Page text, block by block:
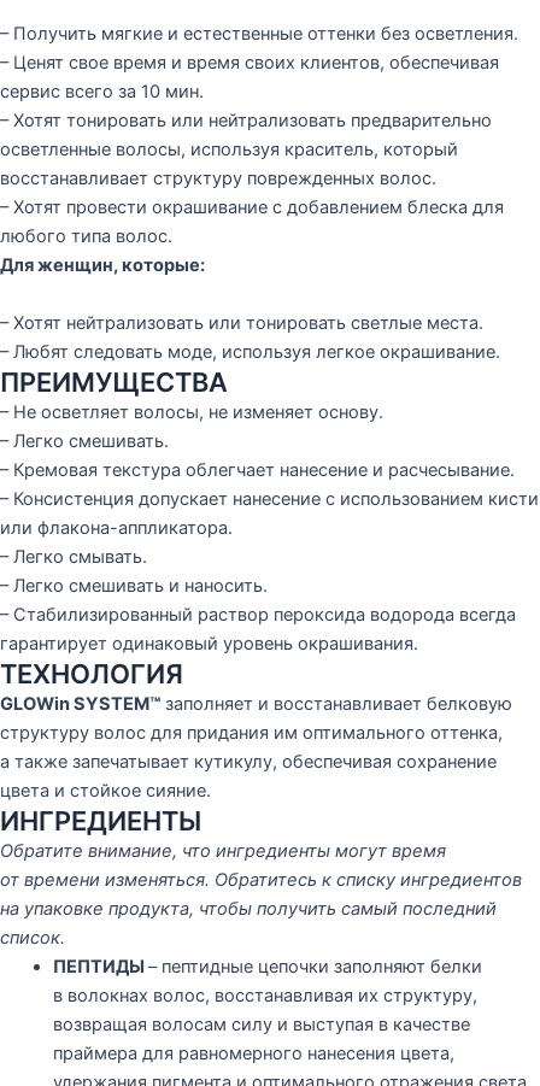
– Получить мягкие и естественные оттенки без осветления.
– Ценят свое время и время своих клиентов, обеспечивая
сервис всего за 10 мин.
– Хотят тонировать или нейтрализовать предварительно
осветленные волосы, используя краситель, который
восстанавливает структуру поврежденных волос.
– Хотят провести окрашивание с добавлением блеска для
любого типа волос.
Для женщин, которые:
– Хотят нейтрализовать или тонировать светлые места.
– Любят следовать моде, используя легкое окрашивание.
ПРЕИМУЩЕСТВА
– Не осветляет волосы, не изменяет основу.
– Легко смешивать.
– Кремовая текстура облегчает нанесение и расчесывание.
– Консистенция допускает нанесение с использованием кисти
или флакона-аппликатора.
– Легко смывать.
– Легко смешивать и наносить.
– Стабилизированный раствор пероксида водорода всегда
гарантирует одинаковый уровень окрашивания.
ТЕХНОЛОГИЯ
GLOWin SYSTEM™ заполняет и восстанавливает белковую
структуру волос для придания им оптимального оттенка,
а также запечатывает кутикулу, обеспечивая сохранение
цвета и стойкое сияние.
ИНГРЕДИЕНТЫ
Обратите внимание, что ингредиенты могут время
от времени изменяться. Обратитесь к списку ингредиентов
на упаковке продукта, чтобы получить самый последний
список.
ПЕПТИДЫ – пептидные цепочки заполняют белки
в волокнах волос, восстанавливая их структуру,
возвращая волосам силу и выступая в качестве
праймера для равномерного нанесения цвета,